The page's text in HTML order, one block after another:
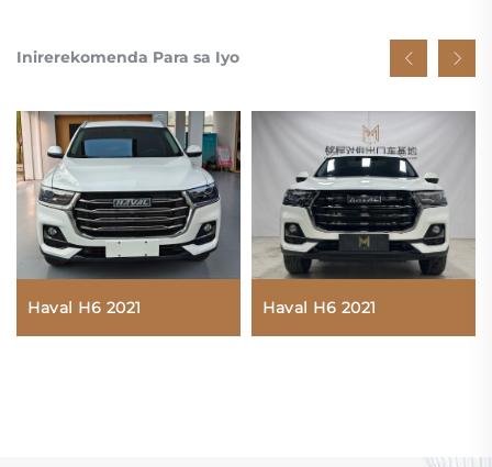
Inirerekomenda Para sa Iyo
Haval H6 2021 Haval H6 2021